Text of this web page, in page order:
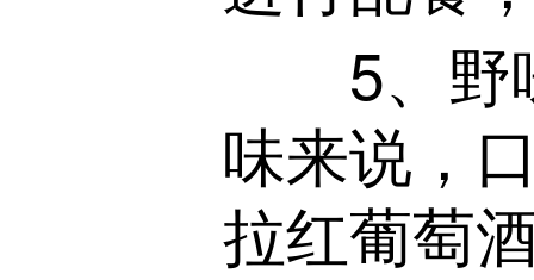
5、野味
味来说，
拉红葡萄